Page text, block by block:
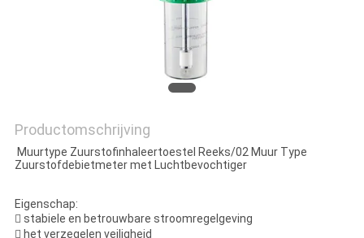
Productomschrijving
Muurtype Zuurstofinhaleertoestel Reeks/02 Muur Type
Zuurstofdebietmeter met Luchtbevochtiger
Eigenschap:
 stabiele en betrouwbare stroomregelgeving
 het verzegelen veiligheid